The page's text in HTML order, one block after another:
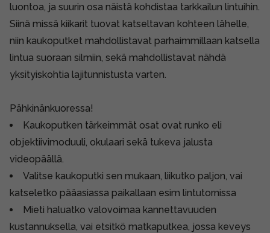
luontoa, ja suurin osa näistä kohdistaa tarkkailun lintuihin.
Siinä missä kiikarit tuovat katseltavan kohteen lähelle,
niin kaukoputket mahdollistavat parhaimmillaan katsella
lintua suoraan silmiin, sekä mahdollistavat nähdä
yksityiskohtia lajitunnistusta varten.
Pähkinänkuoressa!
Kaukoputken tärkeimmät osat ovat runko eli
objektiivimoduuli, okulaari sekä tukeva jalusta
videopäällä.
Valitse kaukoputki sen mukaan, liikutko paljon, vai
katseletko pääasiassa paikallaan esim lintutornissa
Mieti haluatko valovoimaa kannettavuuden
kustannuksella, vai etsitkö matkaputkea, jossa keveys